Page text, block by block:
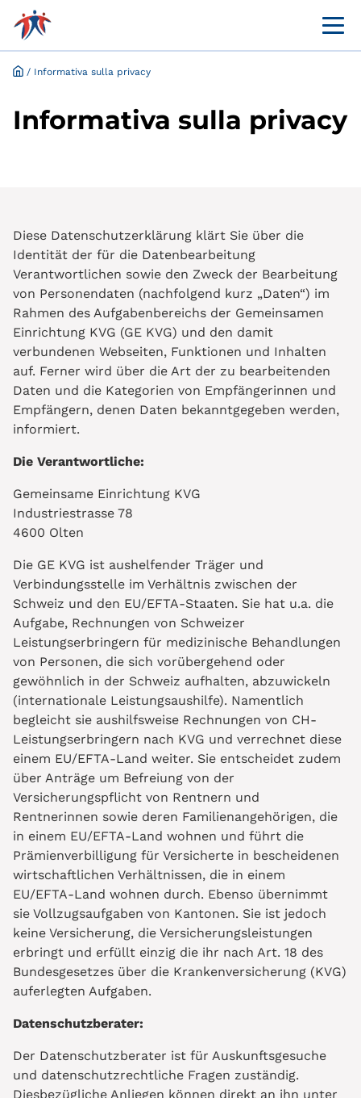
Menü
/ Informativa sulla privacy
Informativa sulla privacy
Diese Datenschutzerklärung klärt Sie über die
Identität der für die Datenbearbeitung
Verantwortlichen sowie den Zweck der Bearbeitung
von Personendaten (nachfolgend kurz „Daten“) im
Rahmen des Aufgabenbereichs der Gemeinsamen
Einrichtung KVG (GE KVG) und den damit
verbundenen Webseiten, Funktionen und Inhalten
auf. Ferner wird über die Art der zu bearbeitenden
Daten und die Kategorien von Empfängerinnen und
Empfängern, denen Daten bekanntgegeben werden,
informiert.
Die Verantwortliche:
Gemeinsame Einrichtung KVG
Industriestrasse 78
4600 Olten
Die GE KVG ist aushelfender Träger und
Verbindungsstelle im Verhältnis zwischen der
Schweiz und den EU/EFTA-Staaten. Sie hat u.a. die
Aufgabe, Rechnungen von Schweizer
Leistungserbringern für medizinische Behandlungen
von Personen, die sich vorübergehend oder
gewöhnlich in der Schweiz aufhalten, abzuwickeln
(internationale Leistungsaushilfe). Namentlich
begleicht sie aushilfsweise Rechnungen von CH-
Leistungserbringern nach KVG und verrechnet diese
einem EU/EFTA-Land weiter. Sie entscheidet zudem
über Anträge um Befreiung von der
Versicherungspflicht von Rentnern und
Rentnerinnen sowie deren Familienangehörigen, die
in einem EU/EFTA-Land wohnen und führt die
Prämienverbilligung für Versicherte in bescheidenen
wirtschaftlichen Verhältnissen, die in einem
EU/EFTA-Land wohnen durch. Ebenso übernimmt
sie Vollzugsaufgaben von Kantonen. Sie ist jedoch
keine Versicherung, die Versicherungsleistungen
erbringt und erfüllt einzig die ihr nach Art. 18 des
Bundesgesetzes über die Krankenversicherung (KVG)
auferlegten Aufgaben.
Datenschutzberater:
Der Datenschutzberater ist für Auskunftsgesuche
und datenschutzrechtliche Fragen zuständig.
Diesbezügliche Anliegen können direkt an ihn unter